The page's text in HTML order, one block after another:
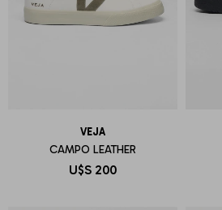
VEJA
CAMPO LEATHER
U$S 200